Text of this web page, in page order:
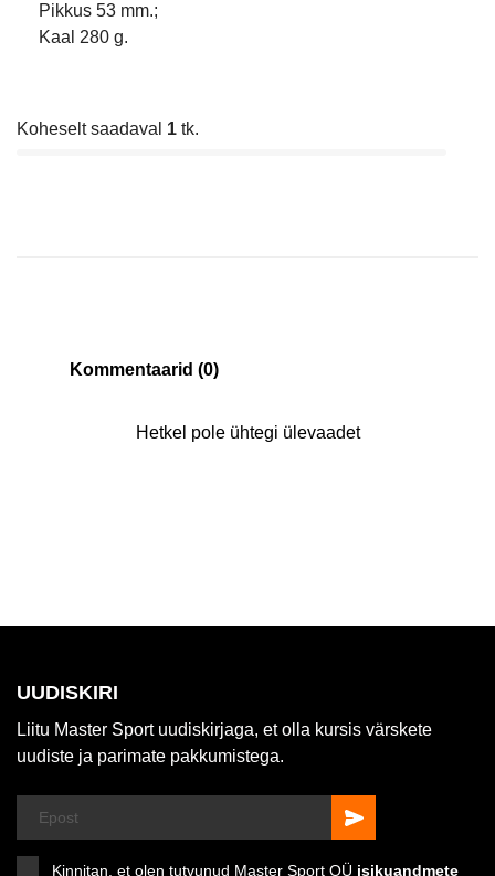
Pikkus 53 mm.;
Kaal 280 g.
Koheselt saadaval 1 tk.
Kommentaarid (0)
Hetkel pole ühtegi ülevaadet
UUDISKIRI
Liitu Master Sport uudiskirjaga, et olla kursis värskete
uudiste ja parimate pakkumistega.
Kinnitan, et olen tutvunud Master Sport OÜ isikuandmete